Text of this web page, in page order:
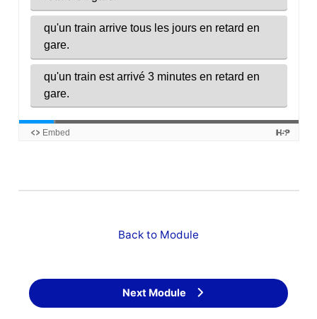
Back to Module
Next Module